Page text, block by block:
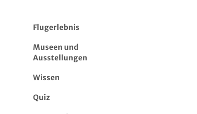
Flugerlebnis
Museen und
Ausstellungen
Wissen
Quiz